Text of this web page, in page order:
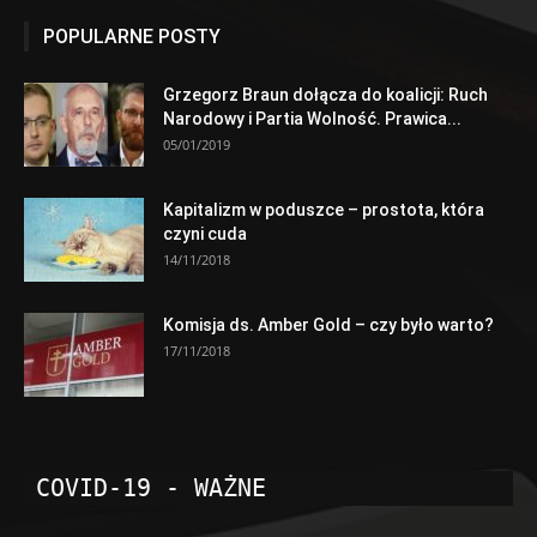
POPULARNE POSTY
Grzegorz Braun dołącza do koalicji: Ruch
Narodowy i Partia Wolność. Prawica...
05/01/2019
Kapitalizm w poduszce – prostota, która
czyni cuda
14/11/2018
Komisja ds. Amber Gold – czy było warto?
17/11/2018
COVID-19 - WAŻNE